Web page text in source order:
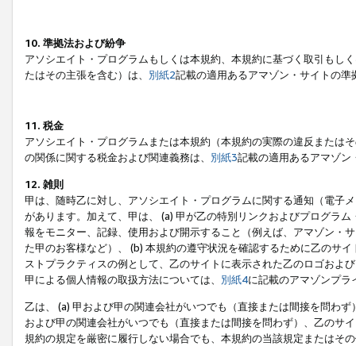
10. 準拠法および紛争
アソシエイト・プログラムもしくは本規約、本規約に基づく取引もし
たはその主張を含む）は、 別紙2記載の適用あるアマゾン・サイトの
11. 税金
アソシエイト・プログラムまたは本規約（本規約の実際の違反または
の関係に関する税金および関連義務は、 別紙3記載の適用あるアマゾン
12. 雑則
甲は、随時乙に対し、アソシエイト・プログラムに関する通知（電子
があります。加えて、甲は、 (a) 甲が乙の特別リンクおよびプログラ
報をモニター、記録、使用および開示すること（例えば、アマゾン・
た甲のお客様など）、 (b) 本規約の遵守状況を確認するために乙のサ
ストプラクティスの例として、乙のサイトに表示された乙のロゴおよ
甲による個人情報の取扱方法については、 別紙4に記載のアマゾンプ
乙は、 (a) 甲および甲の関連会社がいつでも（直接または間接を問わ
および甲の関連会社がいつでも（直接または間接を問わず）、乙のサ
規約の規定を厳密に履行しない場合でも、本規約の当該規定またはそ